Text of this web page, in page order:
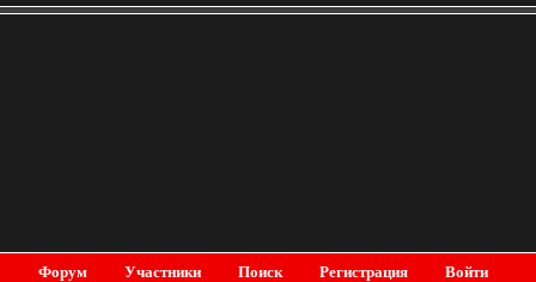
Форум Участники Поиск Регистрация Войти